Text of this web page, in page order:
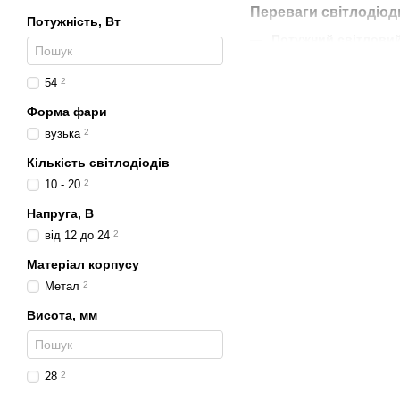
Переваги
Потужність, Вт
54 2
Форма фари
вузька 2
Кількість світлодіодів
10 - 20 2
Напруга, В
від 12 до 24 2
Матеріал корпусу
Метал 2
Висота, мм
28 2